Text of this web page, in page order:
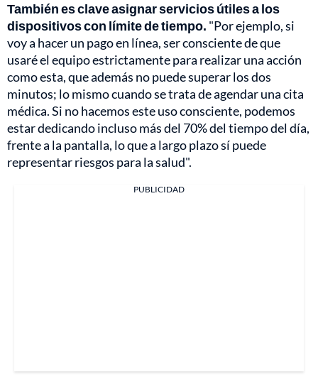
También es clave asignar servicios útiles a los
dispositivos con límite de tiempo. "Por ejemplo, si
voy a hacer un pago en línea, ser consciente de que
usaré el equipo estrictamente para realizar una acción
como esta, que además no puede superar los dos
minutos; lo mismo cuando se trata de agendar una cita
médica. Si no hacemos este uso consciente, podemos
estar dedicando incluso más del 70% del tiempo del día,
frente a la pantalla, lo que a largo plazo sí puede
representar riesgos para la salud".
PUBLICIDAD